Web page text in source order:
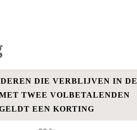
DIE VERBLIJVEN IN DE
TWEE VOLBETALENDEN
EEN KORTING